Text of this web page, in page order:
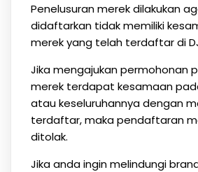
Penelusuran merek dilakukan
didaftarkan tidak memiliki
merek yang telah terdaftar di
Jika mengajukan permohonan
merek terdapat kesamaan
atau keseluruhannya dengan
terdaftar, maka pendaftaran
ditolak.
Jika anda ingin melindungi